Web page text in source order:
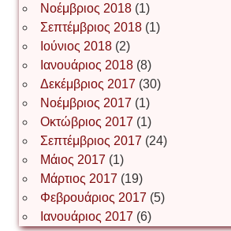
Інга Короткевич
Ірина Ключковська
Ірина Наконечна
Νοέμβριος 2018(1)
Σεπτέμβριος 2018(1)
Ιούνιος 2018(2)
Ιανουάριος 2018(8)
Δεκέμβριος 2017 (30)
Νοέμβριος 2017 (1)
Οκτώβριος 2017 (1)
Σεπτέμβριος 2017 (24)
Μάιος 2017 (1)
Μάρτιος 2017 (19)
Φεβρουάριος 2017 (5)
Ιανουάριος 2017 (6)